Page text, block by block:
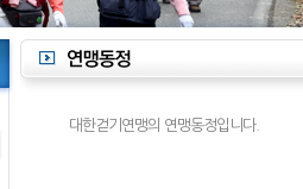
대한걷기연맹의 연맹동정입니다.